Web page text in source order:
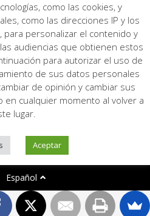
Español
como las cookies, y
como las direcciones IP y los
personalizar el contenido y
audiencias que obtienen estos
para autorizar el uso de
de sus datos personales
de opinión y cambiar sus
cualquier momento al volver a
lugar.
Aceptar